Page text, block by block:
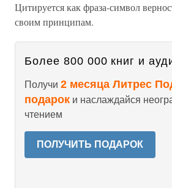
Цитируется как фраза-символ
своим принципам.
Более 800 000 книг и
Получи 2 месяца Литрес
подарок и наслаждайся
чтением
ПОЛУЧИТЬ ПОДАРОК